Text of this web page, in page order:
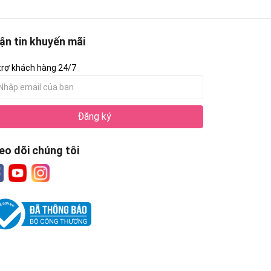
tin khuyến mãi
khách hàng 24/7
Đăng ký
dõi chúng tôi